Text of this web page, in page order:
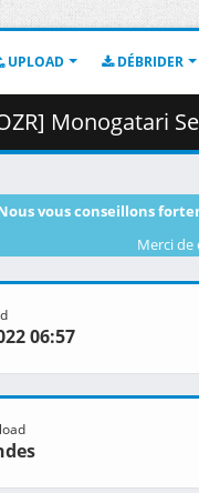
UPLOAD DÉBRIDER
Series
vous conseillons
Merci
06:57